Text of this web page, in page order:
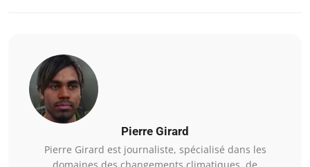
Pierre Girard
Pierre Girard est journaliste, spécialisé dans les
domaines des changements climatiques, de